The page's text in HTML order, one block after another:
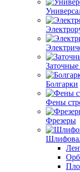
Заточные
Болгарки
Фены
Фрезеры